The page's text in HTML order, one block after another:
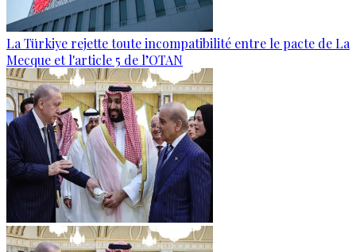
La Türkiye rejette toute incompatibilité entre le pacte de La
Mecque et l'article 5 de l’OTAN